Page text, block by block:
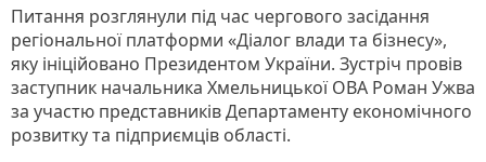
Питання розглянули під час чергового засідання
регіональної платформи «Діалог влади та бізнесу»,
яку ініційовано Президентом України. Зустріч провів
заступник начальника Хмельницької ОВА Роман Ужва
за участю представників Департаменту економічного
розвитку та підприємців області.